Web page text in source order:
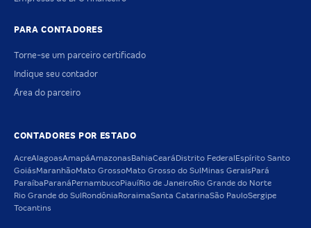
PARA CONTADORES
Torne-se um parceiro certificado
Indique seu contador
Área do parceiro
CONTADORES POR ESTADO
AcreAlagoasAmapáAmazonas BahiaCeará Distrito Federal Espírito Santo
GoiásMaranhãoMato GrossoMato Grosso do Sul Minas Gerais Pará
Paraíba Paraná PernambucoPiauíRio de JaneiroRio Grande do Norte
Rio Grande do Sul Rondônia RoraimaSanta CatarinaSão PauloSergipe
Tocantins